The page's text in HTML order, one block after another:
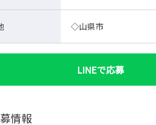
◇山県市
LINEで応募
情報